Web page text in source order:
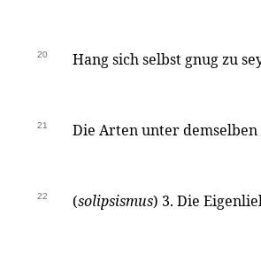
20 Hang sich selbst gnug zu
21 Die Arten unter
22 (solipsismus) 3. Die